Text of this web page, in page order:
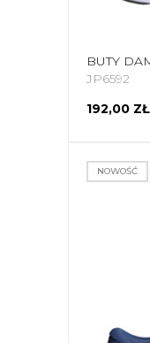
JP6592
192,00 ZŁ
NOWOŚĆ